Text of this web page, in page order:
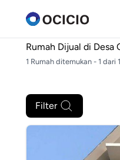
Rumah Dijual di Desa
1 Rumah ditemukan - 1 dari
Filter